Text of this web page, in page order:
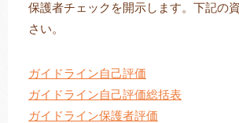
トレキング DIDIM
保護者チェックを開示します。下記の
さい。
ガイドライン自己評価
ガイドライン自己評価総括表
ガイドライン保護者評価